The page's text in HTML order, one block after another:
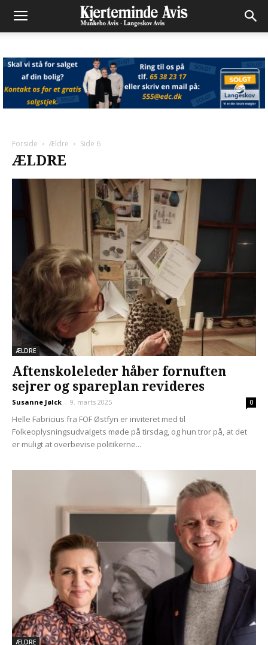
Forside Ældre Side 6
ÆLDRE
ÆLDRE
Aftenskoleleder håber fornuften
sejrer og spareplan revideres
Susanne Jølck - 9. marts 2025 0
Helle Fabricius fra FOF Østfyn er inviteret med til
Folkeoplysningsudvalgets møde på tirsdag, og hun tror på, at det
er muligt at overbevise politikerne...
ÆLDRE